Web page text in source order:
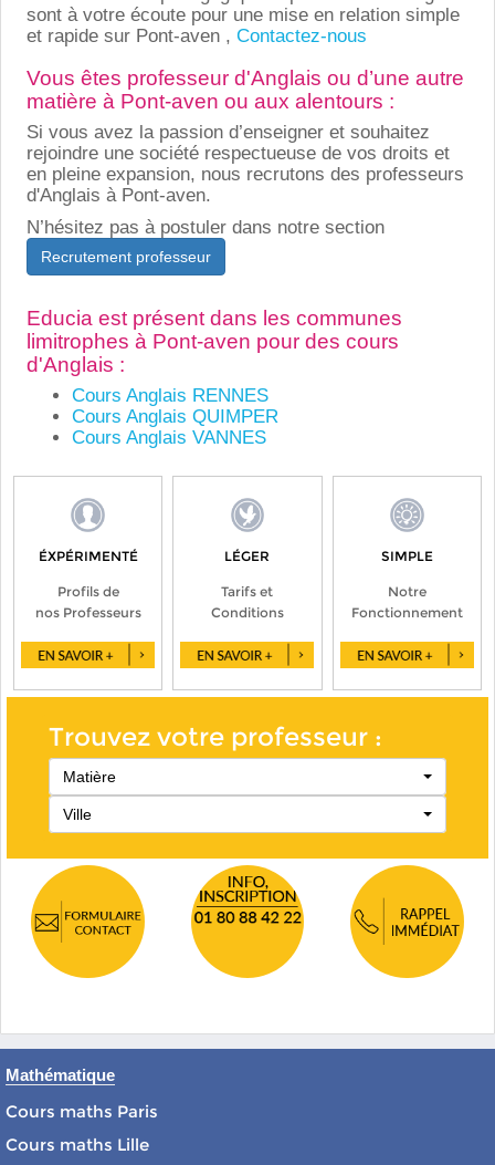
sont à votre écoute pour une mise en relation simple
et rapide sur Pont-aven , Contactez-nous
Vous êtes professeur d'Anglais ou d’une autre
matière à Pont-aven ou aux alentours :
Si vous avez la passion d’enseigner et souhaitez
rejoindre une société respectueuse de vos droits et
en pleine expansion, nous recrutons des professeurs
d'Anglais à Pont-aven.
N’hésitez pas à postuler dans notre section
Recrutement professeur
Educia est présent dans les communes
limitrophes à Pont-aven pour des cours
d'Anglais :
Cours Anglais RENNES
Cours Anglais QUIMPER
Cours Anglais VANNES
ÉXPÉRIMENTÉ
Profils de
nos Professeurs
LÉGER
Tarifs et
Conditions
SIMPLE
Notre
Fonctionnement
Trouvez votre professeur :
Matière
Ville
Mathématique
Cours maths Paris
Cours maths Lille